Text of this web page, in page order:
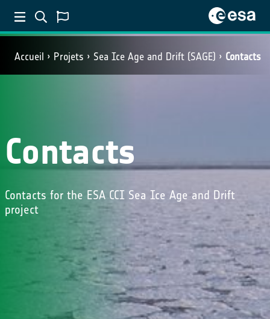
Accueil Projets Sea Ice Age and Drift (SAGE) Contacts
Contacts
Contacts for the ESA CCI Sea Ice Age and Drift
project